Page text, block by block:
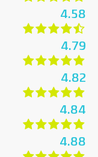
4.58
4.79
4.82
4.84
4.88